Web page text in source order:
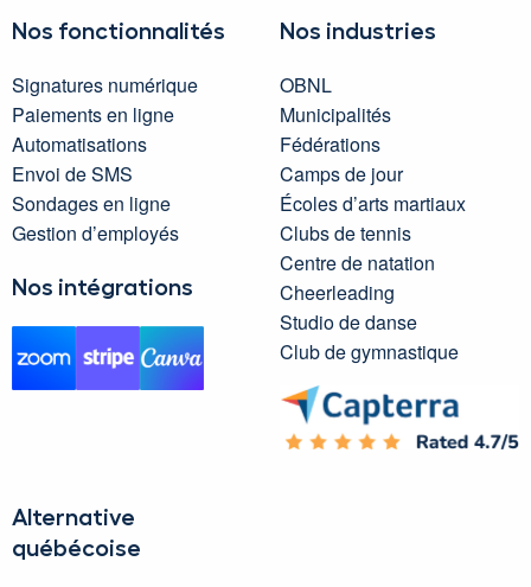
Nos fonctionnalités
Signatures numérique
Paiements en ligne
Automatisations
Envoi de SMS
Sondages en ligne
Gestion d’employés
Nos intégrations
Nos industries
OBNL
Municipalités
Fédérations
Camps de jour
Écoles d’arts martiaux
Clubs de tennis
Centre de natation
Cheerleading
Studio de danse
Club de gymnastique
Alternative
québécoise